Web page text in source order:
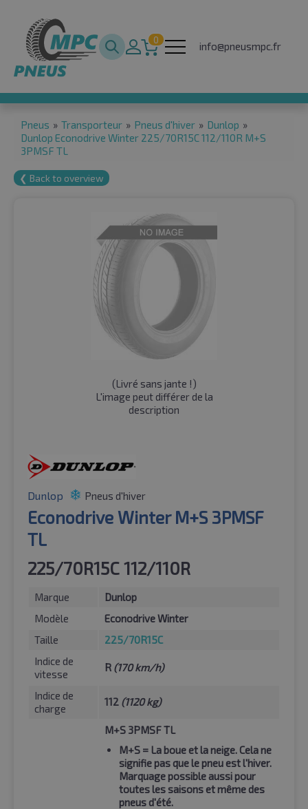
0
info@pneusmpc.fr
Pneus » Transporteur » Pneus d'hiver » Dunlop »
Dunlop Econodrive Winter 225/70R15C 112/110R M+S
3PMSF TL
❮ Back to overview
(Livré sans jante !)
L'image peut différer de la
description
Dunlop Pneus d'hiver
Econodrive Winter M+S 3PMSF
TL
225/70R15C 112/110R
Marque
Dunlop
Modèle
Econodrive Winter
Taille
225/70R15C
Indice de
vitesse
R (170 km/h)
Indice de
charge
112 (1120 kg)
M+S 3PMSF TL
M+S = La boue et la neige. Cela ne
signifie pas que le pneu est l'hiver.
Marquage possible aussi pour
toutes les saisons et même des
pneus d'été.